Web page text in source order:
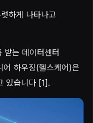
하게 나타나고
받는 데이터센터
어 하우징(헬스케어)은
있습니다 [1].